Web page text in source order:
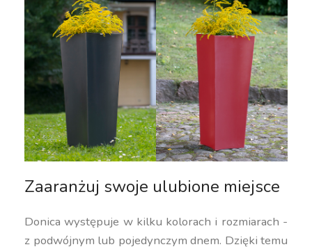
Zaaranżuj swoje ulubione miejsce
Donica występuje w kilku kolorach i rozmiarach -
z podwójnym lub pojedynczym dnem. Dzięki temu